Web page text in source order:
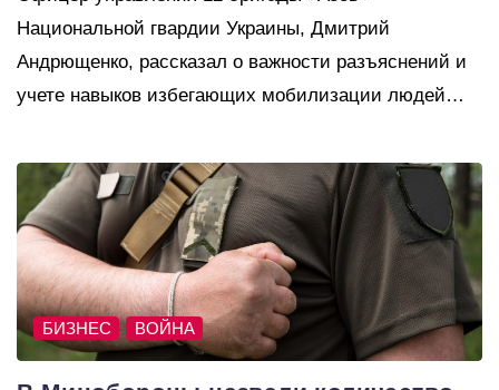
Национальной гвардии Украины, Дмитрий
Андрющенко, рассказал о важности разъяснений и
учете навыков избегающих мобилизации людей…
БИЗНЕС ВОЙНА